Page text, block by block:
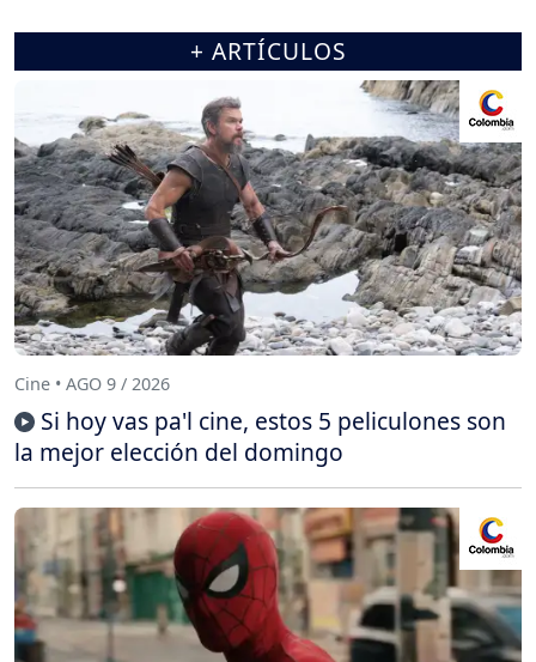
+ ARTÍCULOS
Cine • AGO 9 / 2026
Si hoy vas pa'l cine, estos 5 peliculones son
la mejor elección del domingo